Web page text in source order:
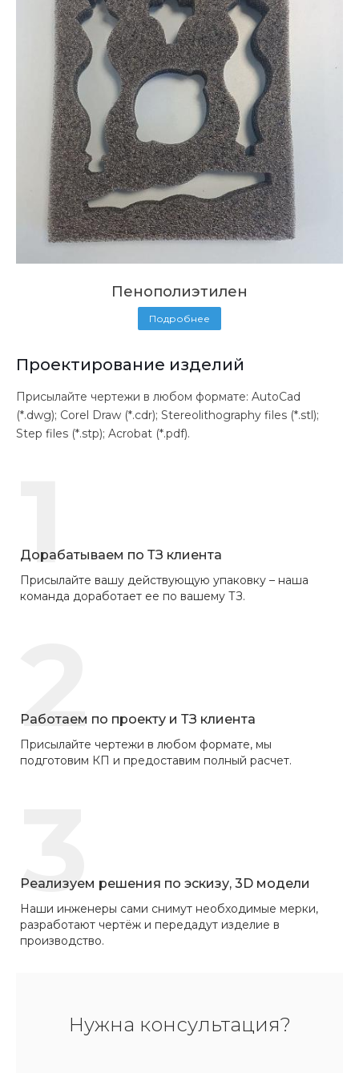
Пенополиэтилен
Подробнее
Проектирование изделий
Присылайте чертежи в любом формате: AutoCad
(*.dwg); Corel Draw (*.cdr); Stereolithography files (*.stl);
Step files (*.stp); Acrobat (*.pdf).
1
Дорабатываем по ТЗ клиента
Присылайте вашу действующую упаковку – наша
команда доработает ее по вашему ТЗ.
2
Работаем по проекту и ТЗ клиента
Присылайте чертежи в любом формате, мы
подготовим КП и предоставим полный расчет.
3
Реализуем решения по эскизу, 3D модели
Наши инженеры сами снимут необходимые мерки,
разработают чертёж и передадут изделие в
производство.
Нужна консультация?